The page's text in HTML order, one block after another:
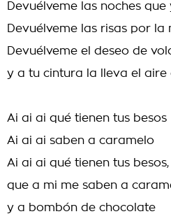
Devuélveme las noches
Devuélveme las risas por la
Devuélveme el deseo de
y a tu cintura la lleva el aire
Ai ai ai qué tienen tus besos
Ai ai ai saben a caramelo
Ai ai ai qué tienen tus
que a mi me saben a
y a bombón de chocolate